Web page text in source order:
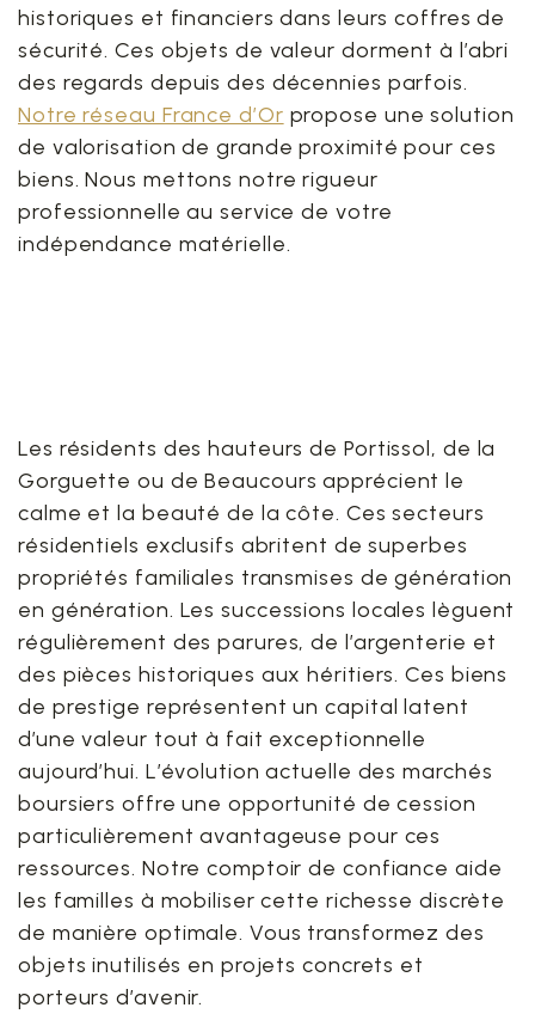
historiques et financiers dans leurs coffres de
sécurité. Ces objets de valeur dorment à l’abri
des regards depuis des décennies parfois.
Notre réseau France d’Or propose une solution
de valorisation de grande proximité pour ces
biens. Nous mettons notre rigueur
professionnelle au service de votre
indépendance matérielle.
Les résidents des hauteurs de Portissol, de la
Gorguette ou de Beaucours apprécient le
calme et la beauté de la côte. Ces secteurs
résidentiels exclusifs abritent de superbes
propriétés familiales transmises de génération
en génération. Les successions locales lèguent
régulièrement des parures, de l’argenterie et
des pièces historiques aux héritiers. Ces biens
de prestige représentent un capital latent
d’une valeur tout à fait exceptionnelle
aujourd’hui. L’évolution actuelle des marchés
boursiers offre une opportunité de cession
particulièrement avantageuse pour ces
ressources. Notre comptoir de confiance aide
les familles à mobiliser cette richesse discrète
de manière optimale. Vous transformez des
objets inutilisés en projets concrets et
porteurs d’avenir.